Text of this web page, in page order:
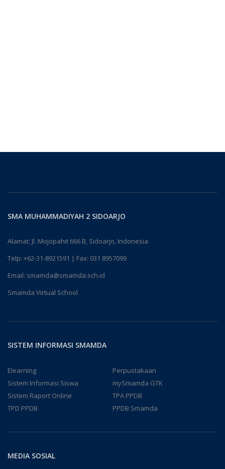
SMA MUHAMMADIYAH 2 SIDOARJO
Alamat: Jl. Mojopahit 666 B, Sidoarjo, Indonesia
Telp: +62-31-8921591 | Fax: 031 8957099
Email: smamda@smamda.sch.id
Smamda Virtual School
SISTEM INFORMASI SMAMDA
Elearning
Perpustakaan
Sistem Informasi Siswa
mySmamda GTK
Sistem Raport Online
TPA PPDB
TPD PPDB
PPDB Smamda
MEDIA SOSIAL